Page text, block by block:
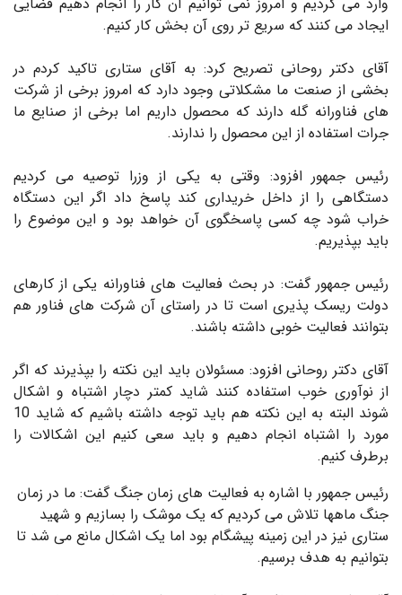
ایجاد می کنند که سریع تر روی آن بخش کار کنیم.
آقای دکتر روحانی تصریح کرد: به آقای ستاری تاکید کردم در
بخشی از صنعت ما مشکلاتی وجود دارد که امروز برخی از شرکت
های فناورانه گله دارند که محصول داریم اما برخی از صنایع ما
جرات استفاده از این محصول را ندارند.
رئیس جمهور افزود: وقتی به یکی از وزرا توصیه می کردیم
دستگاهی را از داخل خریداری کند پاسخ داد اگر این دستگاه
خراب شود چه کسی پاسخگوی آن خواهد بود و این موضوع را
باید بپذیریم.
رئیس جمهور گفت: در بحث فعالیت های فناورانه یکی از کارهای
دولت ریسک پذیری است تا در راستای آن شرکت های فناور هم
بتوانند فعالیت خوبی داشته باشند.
آقای دکتر روحانی افزود: مسئولان باید این نکته را بپذیرند که اگر
از نوآوری خوب استفاده کنند شاید کمتر دچار اشتباه و اشکال
شوند البته به این نکته هم باید توجه داشته باشیم که شاید 10
مورد را اشتباه انجام دهیم و باید سعی کنیم این اشکالات را
برطرف کنیم.
رئیس جمهور با اشاره به فعالیت های زمان جنگ گفت: ما در زمان
جنگ ماهها تلاش می کردیم که یک موشک را بسازیم و شهید
ستاری نیز در این زمینه پیشگام بود اما یک اشکال مانع می شد تا
بتوانیم به هدف برسیم.